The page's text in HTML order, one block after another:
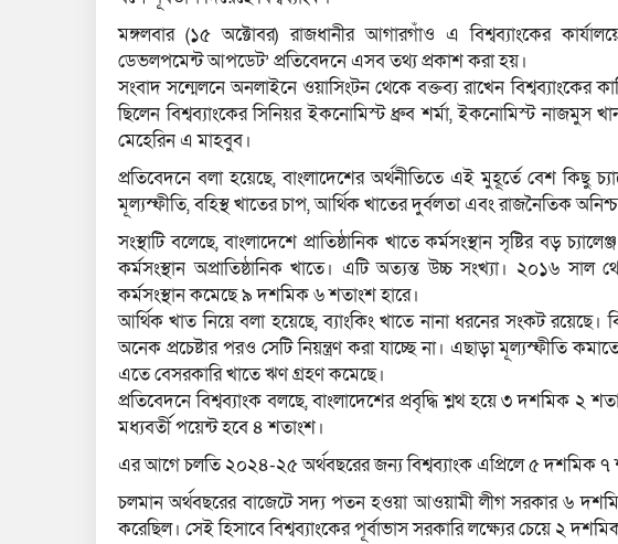
মঙ্গলবার (১৫ অক্টোবর) রাজধানীর আগারগাঁও এ বিশ্বব্যাংকের
ডেভলপমেন্ট আপডেট’ প্রতিবেদনে এসব তথ্য প্রকাশ করা হয়।
সংবাদ সন্মেলনে অনলাইনে ওয়াসিংটন থেকে বক্তব্য রাখেন বিশ্বব্যাংকের
ছিলেন বিশ্বব্যাংকের সিনিয়র ইকনোমিস্ট ধ্রুব শর্মা, ইকনোমিস্ট নাজমুস
মেহেরিন এ মাহবুব।
প্রতিবেদনে বলা হয়েছে, বাংলাদেশের অর্থনীতিতে এই মুহূর্তে বেশ কিছু
মূল্যস্ফীতি, বহিস্থ খাতের চাপ, আর্থিক খাতের দুর্বলতা এবং রাজনৈতিক
সংস্থাটি বলেছে, বাংলাদেশে প্রাতিষ্ঠানিক খাতে কর্মসংস্থান সৃষ্টির বড়
কর্মসংস্থান অপ্রাতিষ্ঠানিক খাতে। এটি অত্যন্ত উচ্চ সংখ্যা। ২০১৬ সাল
কর্মসংস্থান কমেছে ৯ দশমিক ৬ শতাংশ হারে।
আর্থিক খাত নিয়ে বলা হয়েছে, ব্যাংকিং খাতে নানা ধরনের সংকট
অনেক প্রচেষ্টার পরও সেটি নিয়ন্ত্রণ করা যাচ্ছে না। এছাড়া মূল্যস্ফীতি
এতে বেসরকারি খাতে ঋণ গ্রহণ কমেছে।
প্রতিবেদনে বিশ্বব্যাংক বলছে, বাংলাদেশের প্রবৃদ্ধি শ্লথ হয়ে ৩ দশমিক
মধ্যবর্তী পয়েন্ট হবে ৪ শতাংশ।
এর আগে চলতি ২০২৪-২৫ অর্থবছরের জন্য বিশ্বব্যাংক এপ্রিলে ৫ দশমিক ৭
চলমান অর্থবছরের বাজেটে সদ্য পতন হওয়া আওয়ামী লীগ সরকার ৬ দশমিক
করেছিল। সেই হিসাবে বিশ্বব্যাংকের পূর্বাভাস সরকারি লক্ষ্যের চেয়ে ২